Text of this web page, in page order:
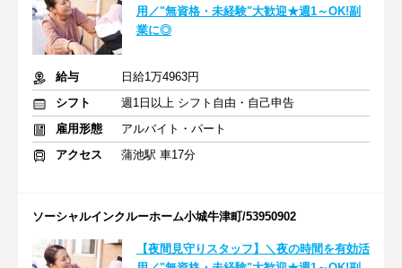
用／"無資格・未経験"大歓迎★週1～OK!副
業に◎
給与
日給1万4963円
シフト
週1日以上 シフト自由・自己申告
雇用形態
アルバイト・パート
アクセス
蒲池駅 車17分
ソーシャルインクルーホーム小城牛津町/53950902
【夜間見守りスタッフ】＼夜の時間を有効活